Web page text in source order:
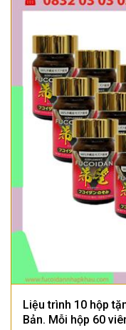
Liệu trình 10 hộp
Bản. Mỗi hộp 60